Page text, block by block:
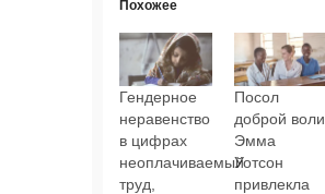
Похожее
Гендерное
неравенство
в цифрах
неоплачиваемый
труд,
Посол
доброй воли
Эмма
Уотсон
привлекла